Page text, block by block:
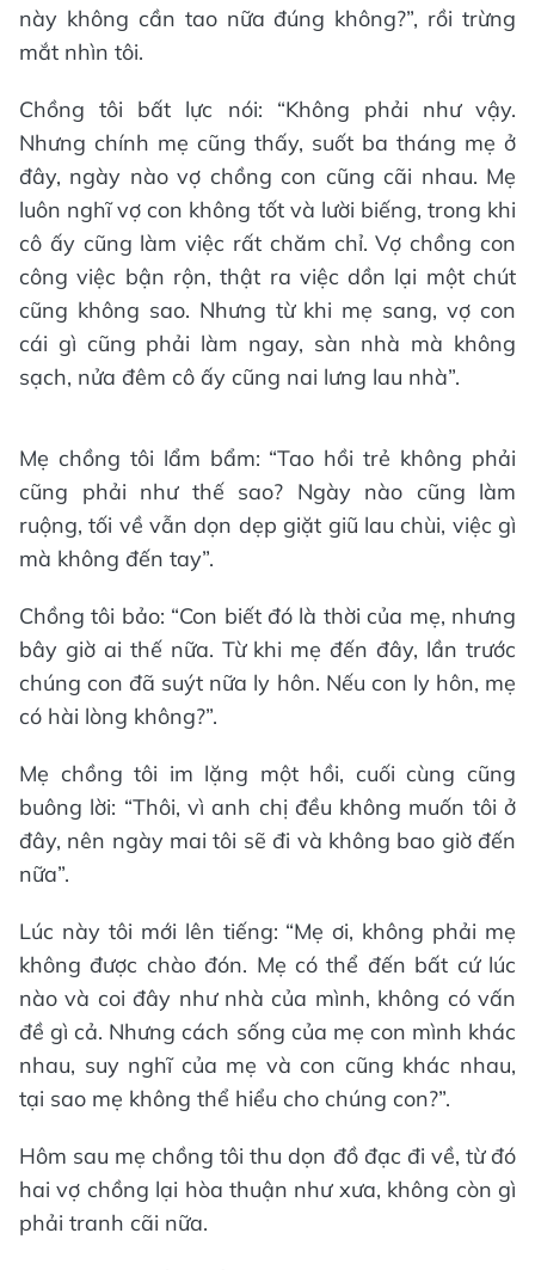
này không cần tao nữa đúng không?”, rồi trừng
mắt nhìn tôi.
Chồng tôi bất lực nói: “Không phải như vậy.
Nhưng chính mẹ cũng thấy, suốt ba tháng mẹ ở
đây, ngày nào vợ chồng con cũng cãi nhau. Mẹ
luôn nghĩ vợ con không tốt và lười biếng, trong khi
cô ấy cũng làm việc rất chăm chỉ. Vợ chồng con
công việc bận rộn, thật ra việc dồn lại một chút
cũng không sao. Nhưng từ khi mẹ sang, vợ con
cái gì cũng phải làm ngay, sàn nhà mà không
sạch, nửa đêm cô ấy cũng nai lưng lau nhà”.
Mẹ chồng tôi lẩm bẩm: “Tao hồi trẻ không phải
cũng phải như thế sao? Ngày nào cũng làm
ruộng, tối về vẫn dọn dẹp giặt giũ lau chùi, việc gì
mà không đến tay”.
Chồng tôi bảo: “Con biết đó là thời của mẹ, nhưng
bây giờ ai thế nữa. Từ khi mẹ đến đây, lần trước
chúng con đã suýt nữa ly hôn. Nếu con ly hôn, mẹ
có hài lòng không?”.
Mẹ chồng tôi im lặng một hồi, cuối cùng cũng
buông lời: “Thôi, vì anh chị đều không muốn tôi ở
đây, nên ngày mai tôi sẽ đi và không bao giờ đến
nữa”.
Lúc này tôi mới lên tiếng: “Mẹ ơi, không phải mẹ
không được chào đón. Mẹ có thể đến bất cứ lúc
nào và coi đây như nhà của mình, không có vấn
đề gì cả. Nhưng cách sống của mẹ con mình khác
nhau, suy nghĩ của mẹ và con cũng khác nhau,
tại sao mẹ không thể hiểu cho chúng con?”.
Hôm sau mẹ chồng tôi thu dọn đồ đạc đi về, từ đó
hai vợ chồng lại hòa thuận như xưa, không còn gì
phải tranh cãi nữa.